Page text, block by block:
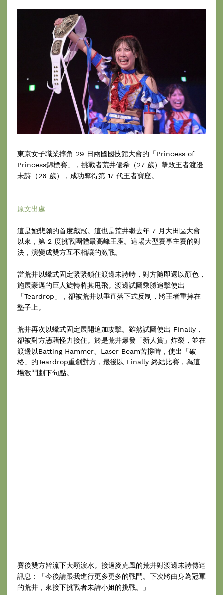
東京女子職業摔角 29 日兩國國技館大會的「Princess of
Princess錦標賽」，挑戰者荒井優希（27 歲）擊敗王者渡邊
未詩（26 歲），成功奪得第 17 代王者寶座。
原文出處
這是她悲願的首度戴冠。這也是荒井繼去年 7 月大田區大會
以來，第 2 度挑戰團體最高峰王座。這場大型賽事主賽的對
決，演變成雙方互不相讓的激戰。
當荒井以蠍式固定緊緊鎖住渡邊未詩時，對方隨即還以顏色，
施展豪邁的巨人旋轉將其甩飛。渡邊試圖乘勝追擊使出
「Teardrop」，卻被荒井以垂直落下式反制，將王者重摔在
墊子上。
荒井再次以蠍式固定展開追加攻擊。雖然試圖使出 Finally，
卻被對方憑藉怪力接住。於是荒井爆發「新人賞」炸裂，並在
渡邊以Batting Hammer、Laser Beam苦撐時，使出「破
格」的Teardrop重創對方，最後以 Finally 終結比賽，為這
場激鬥劃下句點。
賽後雙方皆流下大顆淚水。接過麥克風的荒井對渡邊未詩傳達
訊息：「今後請跟我進行更多更多的戰鬥。下次將由身為冠軍
的荒井，來接下挑戰者未詩小姐的挑戰。」